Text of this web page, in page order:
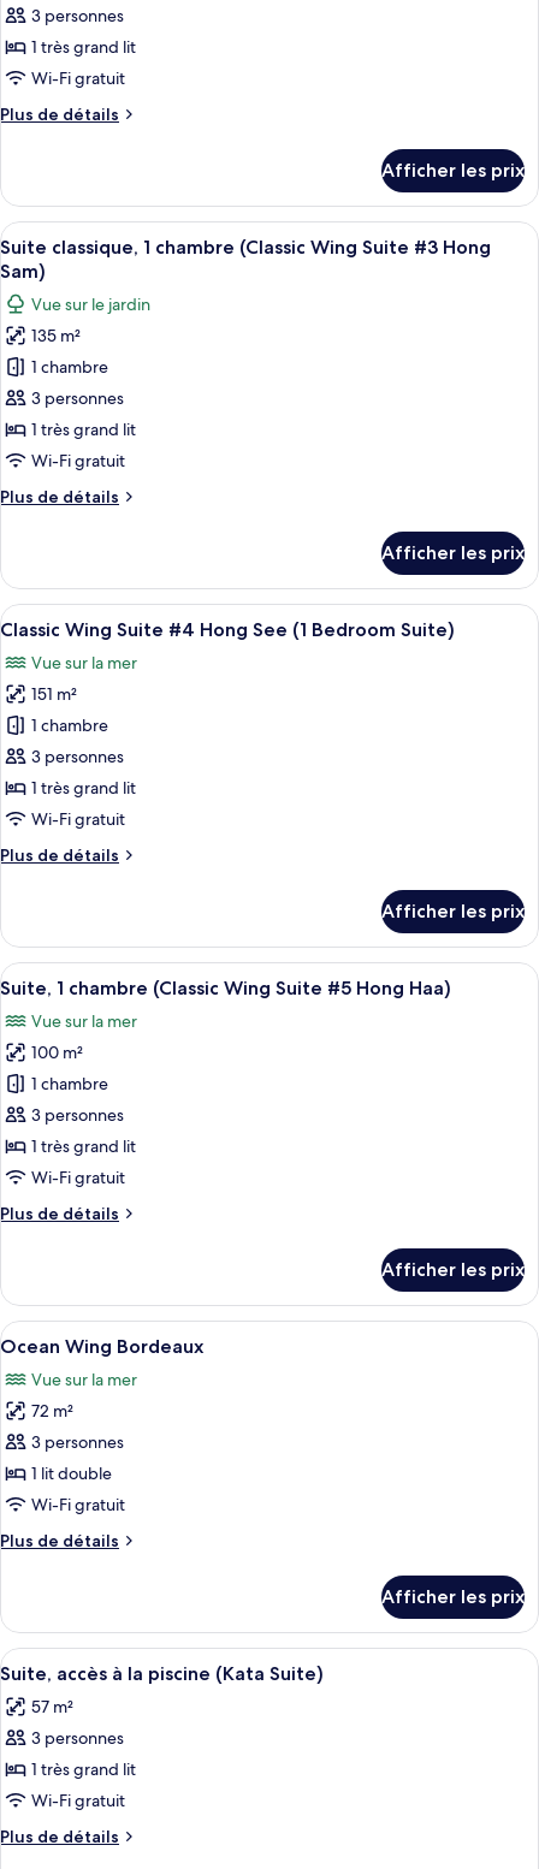
type
de
chambre :
exécutive,
(Classic
Wing
Suite
#2
Hong
Song)
3 personnes
1 très grand lit
Wi-Fi gratuit
Plus de détails
Plus
Suite
exécutive,
1
chambre
(Classic
Wing
Suite
#2
Hong
Song)
Afficher les prix
Afficher
toutes
les
photos
pour
ce
type
de
chambre :
classique,
(Classic
Wing
#3
Hong
Sam)
Une chambre d’hôtel avec un grand
11
Suite classique, 1 chambre (Classic Wing Suite #3 Hong
Sam)
Vue sur le jardin
135 m²
1 chambre
3 personnes
1 très grand lit
Wi-Fi gratuit
Plus de détails
Plus
Suite
classique,
1
(Classic
Wing
Suite
#3
Hong
Sam)
Afficher les prix
Afficher
toutes
les
photos
pour
ce
type
de
chambre :
Classic
#4
Hong
See
(1
Bedroom
Suite)
Une chambre spacieuse avec un
13
Classic Wing Suite #4 Hong See (1 Bedroom Suite)
Vue sur la mer
151 m²
1 chambre
3 personnes
1 très grand lit
Wi-Fi gratuit
Plus de détails
Plus
Classic
Wing
Suite
Hong
See
Bedroom
Suite)
Afficher les prix
Afficher
toutes
les
photos
pour
ce
type
de
chambre :
Suite,
(Classic
Wing
Suite
#5
Hong
Haa)
Une chambre d’hôtel avec un
12
Suite, 1 chambre (Classic Wing Suite #5 Hong Haa)
Vue sur la mer
100 m²
1 chambre
3 personnes
1 très grand lit
Wi-Fi gratuit
Plus de détails
Plus
Suite,
chambre
Wing
Suite
Hong
Haa)
Afficher les prix
Afficher
toutes
les
photos
pour
ce
type
chambre :
Bordeaux
Une chambre d’hôtel avec un
11
Ocean Wing Bordeaux
Vue sur la mer
72 m²
3 personnes
1 lit double
Wi-Fi gratuit
Plus de détails
Plus
Ocean
Wing
Bordeaux
Afficher les prix
Afficher
toutes
les
photos
pour
ce
type
de
Une chambre d’hôtel avec un
16
Suite, accès à la piscine (Kata Suite)
57 m²
3 personnes
1 très grand lit
Wi-Fi gratuit
Plus de détails
Plus